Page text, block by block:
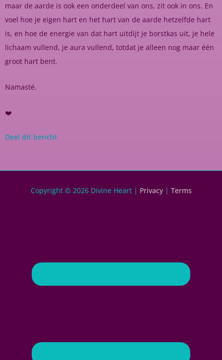
maar de aarde is ook een onderdeel van ons, zit ook in ons. En
voel hoe je eigen hart en het hart van de aarde hetzelfde hart
is, en hoe de energie van dat hart uitdijt je borstkas uit, je hele
lichaam vullend, je aura vullend, totdat je alleen nog maar één
groot hart bent.
Namasté.
❤️
Deel dit bericht
Copyright © 2026 Divine Heart| Privacy| Terms